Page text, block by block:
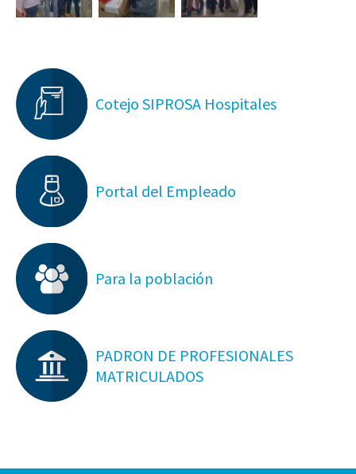
Cotejo SIPROSA Hospitales
Portal del Empleado
Para la población
PADRON DE PROFESIONALES
MATRICULADOS